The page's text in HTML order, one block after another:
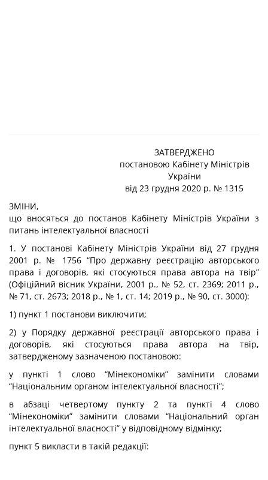
ЗАТВЕРДЖЕНО
постановою Кабінету Міністрів
України
від 23 грудня 2020 р. № 1315
ЗМІНИ,
що вносяться до постанов Кабінету Міністрів України з
питань інтелектуальної власності
1. У постанові Кабінету Міністрів України від 27 грудня
2001 р. № 1756 “Про державну реєстрацію авторського
права і договорів, які стосуються права автора на твір”
(Офіційний вісник України, 2001 р., № 52, ст. 2369; 2011 р.,
№ 71, ст. 2673; 2018 р., № 1, ст. 14; 2019 р., № 90, ст. 3000):
1) пункт 1 постанови виключити;
2) у Порядку державної реєстрації авторського права і
договорів, які стосуються права автора на твір,
затвердженому зазначеною постановою:
у пункті 1 слово “Мінекономіки” замінити словами
“Національним органом інтелектуальної власності”;
в абзаці четвертому пункту 2 та пункті 4 слово
“Мінекономіки” замінити словами “Національний орган
інтелектуальної власності” у відповідному відмінку;
пункт 5 викласти в такій редакції: